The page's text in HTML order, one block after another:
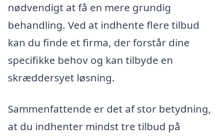
nødvendigt at få en mere grundig
behandling. Ved at indhente flere tilbud
kan du finde et firma, der forstår dine
specifikke behov og kan tilbyde en
skræddersyet løsning.
Sammenfattende er det af stor betydning,
at du indhenter mindst tre tilbud på